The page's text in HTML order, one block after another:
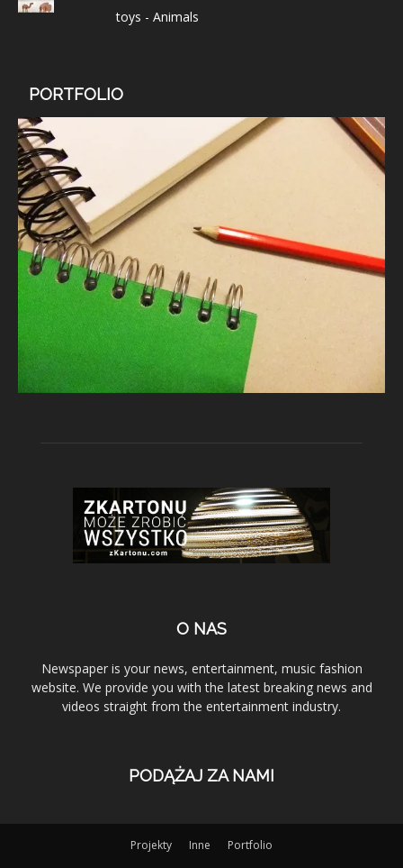
toys - Animals
PORTFOLIO
O NAS
Newspaper is your news, entertainment, music fashion
website. We provide you with the latest breaking news and
videos straight from the entertainment industry.
PODĄŻAJ ZA NAMI
Projekty Inne Portfolio